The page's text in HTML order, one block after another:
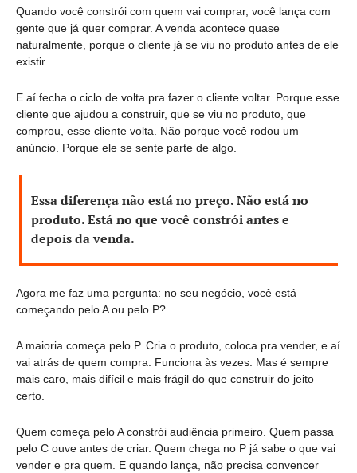
Quando você constrói com quem vai comprar, você lança com
gente que já quer comprar. A venda acontece quase
naturalmente, porque o cliente já se viu no produto antes de ele
existir.
E aí fecha o ciclo de volta pra fazer o cliente voltar. Porque esse
cliente que ajudou a construir, que se viu no produto, que
comprou, esse cliente volta. Não porque você rodou um
anúncio. Porque ele se sente parte de algo.
Essa diferença não está no preço. Não está no
produto. Está no que você constrói antes e
depois da venda.
Agora me faz uma pergunta: no seu negócio, você está
começando pelo A ou pelo P?
A maioria começa pelo P. Cria o produto, coloca pra vender, e aí
vai atrás de quem compra. Funciona às vezes. Mas é sempre
mais caro, mais difícil e mais frágil do que construir do jeito
certo.
Quem começa pelo A constrói audiência primeiro. Quem passa
pelo C ouve antes de criar. Quem chega no P já sabe o que vai
vender e pra quem. E quando lança, não precisa convencer